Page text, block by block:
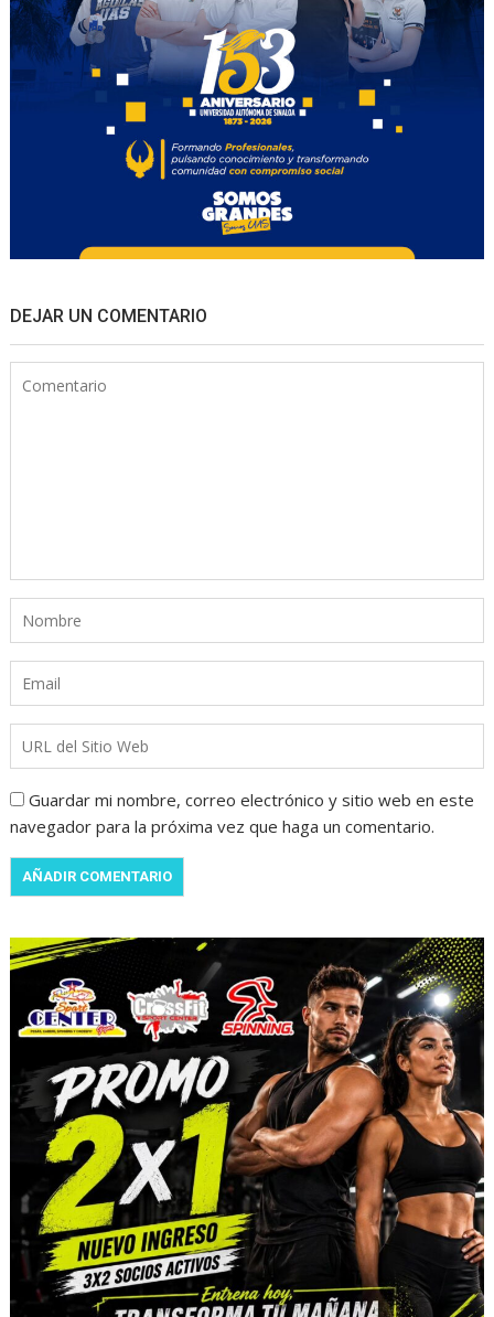
DEJAR UN COMENTARIO
Guardar mi nombre, correo electrónico y sitio web en este
navegador para la próxima vez que haga un comentario.